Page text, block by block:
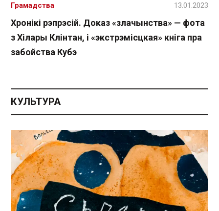
Хронікі рэпрэсій. Доказ «злачынства» — фота
з Хілары Клінтан, і «экстрэмісцкая» кніга пра
забойства Кубэ
Грамадства 13.01.2023
КУЛЬТУРА